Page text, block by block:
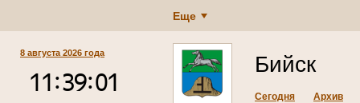
Еще
8 августа 2026 года Бийск
Сегодня Архив